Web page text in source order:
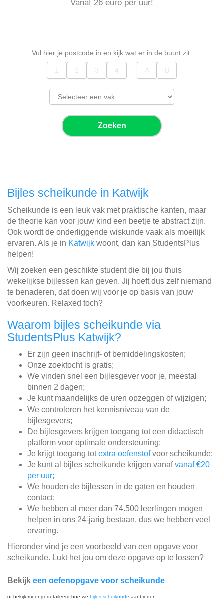
Vanaf 26 euro per uur!
Vul hier je postcode in en kijk wat er in de buurt zit:
Zoeken
Bijles scheikunde in Katwijk
Scheikunde is een leuk vak met praktische kanten, maar
de theorie kan voor jouw kind een beetje te abstract zijn.
Ook wordt de onderliggende wiskunde vaak als moeilijk
ervaren. Als je in Katwijk woont, dan kan StudentsPlus
helpen!
Wij zoeken een geschikte student die bij jou thuis
wekelijkse bijlessen kan geven. Jij hoeft dus zelf niemand
te benaderen, dat doen wij voor je op basis van jouw
voorkeuren. Relaxed toch?
Waarom bijles scheikunde via
StudentsPlus Katwijk?
Er zijn geen inschrijf- of bemiddelingskosten;
Onze zoektocht is gratis;
We vinden snel een bijlesgever voor je, meestal
binnen 2 dagen;
Je kunt maandelijks de uren opzeggen of wijzigen;
We controleren het kennisniveau van de
bijlesgevers;
De bijlesgevers krijgen toegang tot een didactisch
platform voor optimale ondersteuning;
Je krijgt toegang totextra oefenstofvoor scheikunde;
Je kunt al bijles scheikunde krijgen vanafvanaf €20
per uur;
We houden de bijlessen in de gaten en houden
contact;
We hebben al meer dan 74.500 leerlingen mogen
helpen in ons 24-jarig bestaan, dus we hebben veel
ervaring.
Hieronder vind je een voorbeeld van een opgave voor
scheikunde. Lukt het jou om deze opgave op te lossen?
Bekijk een oefenopgave voor scheikunde
of bekijk meer gedetaileerd hoe we bijles scheikunde aanbieden